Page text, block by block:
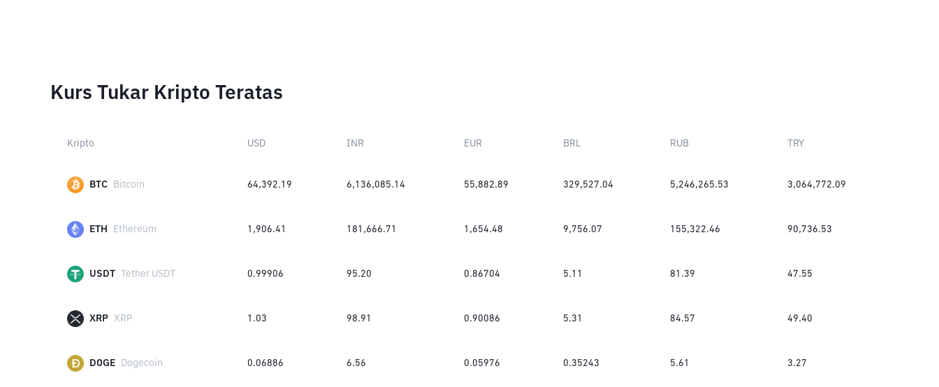
Kurs Tukar Kripto Teratas
Kripto USD INR EUR BRL RUB TRY
BTC Bitcoin 64,392.19 6,136,085.14 55,882.89 329,527.04 5,246,265.53 3,064,772.09
ETH Ethereum 1,906.41 181,666.71 1,654.48 9,756.07 155,322.46 90,736.53
USDT Tether USDT 0.99906 95.20 0.86704 5.11 81.39 47.55
XRP XRP 1.03 98.91 0.90086 5.31 84.57 49.40
DOGE Dogecoin 0.06886 6.56 0.05976 0.35243 5.61 3.27